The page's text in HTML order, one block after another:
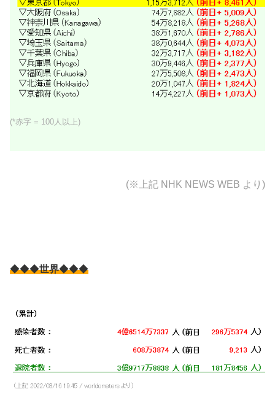
(*赤字 = 100人以上)
(※上記 NHK NEWS WEB より)
◆◆◆世界◆◆◆